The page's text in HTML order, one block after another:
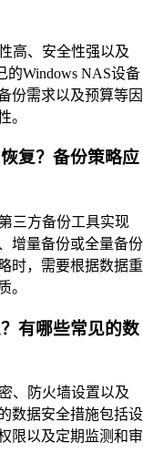
高、安全性强以及
的Windows NAS设备
份需求以及预算等因
。
复？备份策略应
三方备份工具实现
增量备份或全量备份
时，需要根据数据重
。
有哪些常见的数
、防火墙设置以及
数据安全措施包括设
限以及定期监测和审